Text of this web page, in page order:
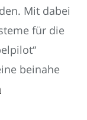
Mit dabei
für die
beinahe